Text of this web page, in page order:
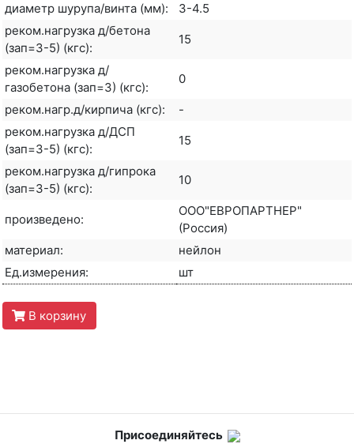
диаметр шурупа/винта (мм):
3-4.5
реком.нагрузка д/бетона
(зап=3-5) (кгс):
15
реком.нагрузка д/
газобетона (зап=3) (кгс):
0
реком.нагр.д/кирпича (кгс):
-
реком.нагрузка д/ДСП
(зап=3-5) (кгс):
15
реком.нагрузка д/гипрока
(зап=3-5) (кгс):
10
произведено:
ООО"ЕВРОПАРТНЕР"
(Россия)
материал:
нейлон
Ед.измерения:
шт
В корзину
Присоединяйтесь